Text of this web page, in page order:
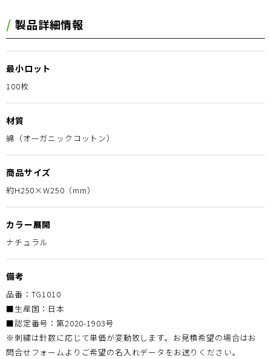
製品詳細情報
最小ロット
100枚
材質
綿（オーガニックコットン）
商品サイズ
約H250×W250（mm）
カラー展開
ナチュラル
備考
品番：TG1010
■生産国：日本
■認定番号：第2020-1903号
※刺繍は針数に応じて単価が変動致します。お見積希望の場合はお
問合せフォームよりご希望の名入れデータをお送りください。